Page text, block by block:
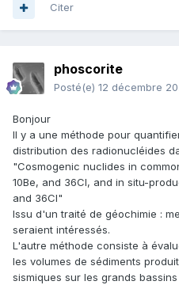
Citer
phoscorite
Posté(e) 12 décembre
Bonjour
Il y a une méthode pour
distribution des radionucléides
"Cosmogenic nuclides in
10Be, and 36Cl, and in situ-
and 36Cl"
Issu d'un traité de géochimie :
seraient intéressés.
L'autre méthode consiste à
les volumes de sédiments
sismiques sur les grands